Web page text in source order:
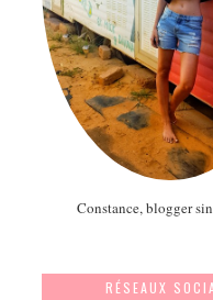
Constance, blogger
RÉSEAUX